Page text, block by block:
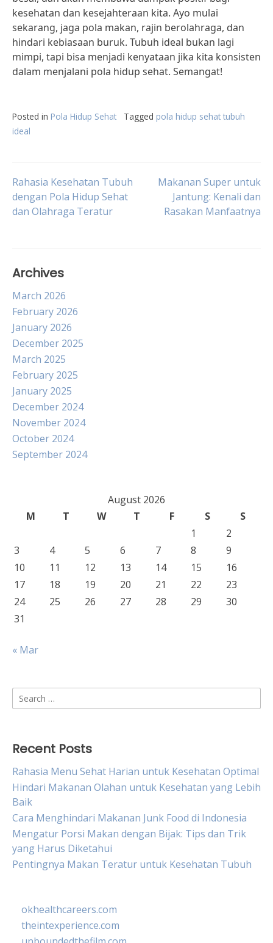
kesehatan dan kesejahteraan kita. Ayo mulai
sekarang, jaga pola makan, rajin berolahraga, dan
hindari kebiasaan buruk. Tubuh ideal bukan lagi
mimpi, tapi bisa menjadi kenyataan jika kita konsisten
dalam menjalani pola hidup sehat. Semangat!
Posted in Pola Hidup Sehat Tagged pola hidup sehat tubuh
ideal
Post
navigation
Rahasia Kesehatan Tubuh
dengan Pola Hidup Sehat
dan Olahraga Teratur
Makanan Super untuk
Jantung: Kenali dan
Rasakan Manfaatnya
Archives
March 2026
February 2026
January 2026
December 2025
March 2025
February 2025
January 2025
December 2024
November 2024
October 2024
September 2024
August 2026
M
T W T F S
S
1
2
3
4 5 6 7 8
9
10
11 12 13 14 15
16
17
18 19 20 21 22
23
24
25 26 27 28 29
30
31
« Mar
Search
for:
Recent Posts
Rahasia Menu Sehat Harian untuk Kesehatan Optimal
Hindari Makanan Olahan untuk Kesehatan yang Lebih
Baik
Cara Menghindari Makanan Junk Food di Indonesia
Mengatur Porsi Makan dengan Bijak: Tips dan Trik
yang Harus Diketahui
Pentingnya Makan Teratur untuk Kesehatan Tubuh
okhealthcareers.com
theintexperience.com